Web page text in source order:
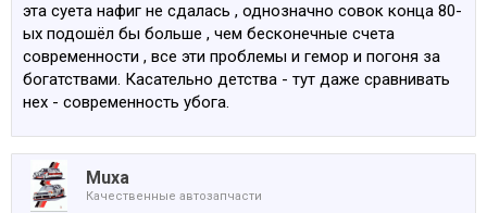
эта суета нафиг не сдалась , однозначно совок конца 80-
ых подошёл бы больше , чем бесконечные счета
современности , все эти проблемы и гемор и погоня за
богатствами. Касательно детства - тут даже сравнивать
нех - современность убога.
Muxa
Качественные автозапчасти